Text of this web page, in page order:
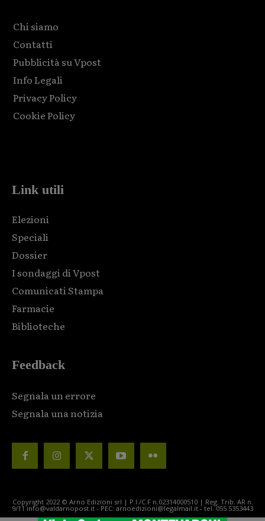
Chi siamo
Contatti
Pubblicità su Vpost
Info Legali
Privacy Policy
Cookie Policy
Link utili
Elezioni
Speciali
Dossier
I sondaggi di Vpost
Comunicati Stampa
Farmacie
Biblioteche
Feedback
Segnala un errore
Segnala una notizia
Copyright 2022 © Arno Edizioni srl | P.I./C.F n.02314000510 | Reg. Trib. AR n.
9/11 info@valdarnopost.it - PEC: arnoedizioni@legalmail.it - tel. 055.5353443